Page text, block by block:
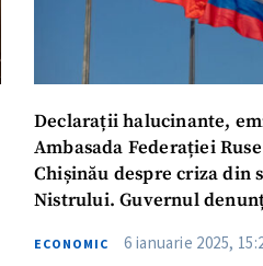
Declarații halucinante,
Ambasada Federației
Chișinău despre criza din
Nistrului. Guvernul
periculoase și necinstite
ECONOMIC 6 ianuarie 2025,